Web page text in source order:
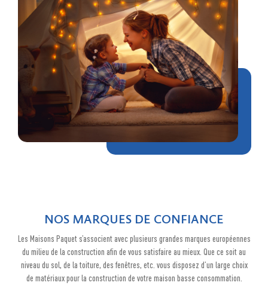
NOS MARQUES DE CONFIANCE
Les Maisons Paquet s’associent avec plusieurs grandes marques européennes
du milieu de la construction afin de vous satisfaire au mieux. Que ce soit au
niveau du sol, de la toiture, des fenêtres, etc. vous disposez d’un large choix
de matériaux pour la construction de votre maison basse consommation.